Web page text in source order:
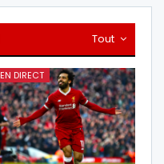
Tout
EN DIRECT